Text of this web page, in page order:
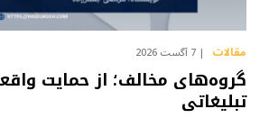
مقالات 7 آگست 2026
گروه‌های مخالف؛ از حمایت
تبلیغاتی